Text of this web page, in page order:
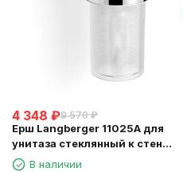
4 348 ₽9 570 ₽
Ерш Langberger 11025A для
унитаза стеклянный к стене
круглый
В наличии